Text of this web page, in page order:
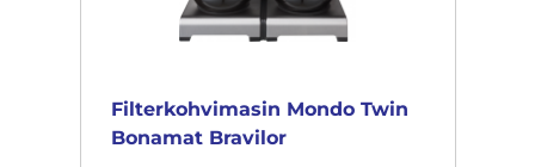
Filterkohvimasin Mondo Twin
Bonamat Bravilor